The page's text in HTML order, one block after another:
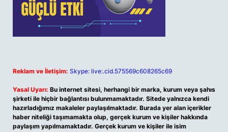
Reklam ve İletişim: Skype: live:.cid.575569c608265c69
Yasal Uyarı: Bu internet sitesi, herhangi bir marka, kurum veya şahıs
şirketi ile hiçbir bağlantısı bulunmamaktadır. Sitede yalnızca kendi
hazırladığımız makaleler paylaşılmaktadır. Burada yer alan içerikler
haber niteliği taşımamakta olup, gerçek kurum ve kişiler hakkında
paylaşım yapılmamaktadır. Gerçek kurum ve kişiler ile isim